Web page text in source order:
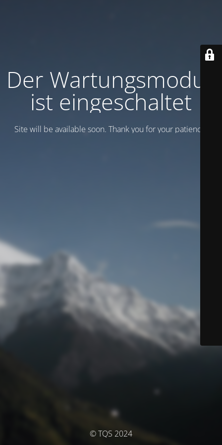
Der Wartungsmodus
ist eingeschaltet
Site will be available soon. Thank you for your patience!
© TQS 2024